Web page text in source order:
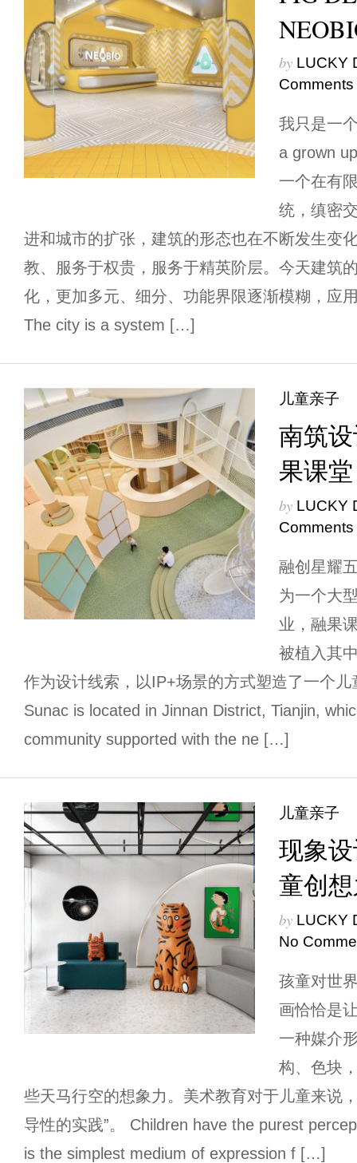
by LUCKY
Comments
我只是一
a grown
一个在有
统，缜密
进和城市的扩张，建筑的形态也在不断发生变
教、服务于权贵，服务于精英阶层。今天建筑
化，更加多元、细分、功能界限逐渐模糊，
The city is a system […]
儿童亲子
南筑
果课堂
by LUCKY
Comments
融创星耀
为一个大
业，融果
被植入其
作为设计线索，以IP+场景的方式塑造了一个
Sunac is located in Jinnan District, Tianjin,
community supported with the ne […]
儿童亲子
现象
童创
by LUCKY
No
孩童对世
画恰恰是
一种媒介
构、色块
些天马行空的想象力。美术教育对于儿童来说
导性的实践”。 Children have the purest
is the simplest medium of expression f […]